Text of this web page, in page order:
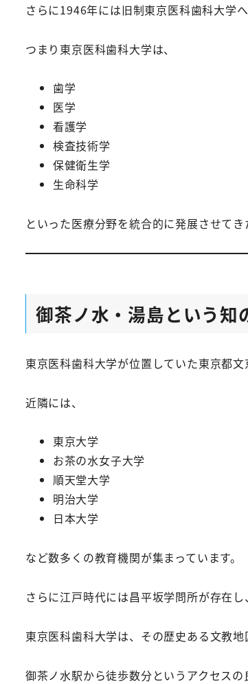
さらに1946年には旧制東京医科歯科大学
つまり東京医科歯科大学は、
歯学
医学
看護学
検査技術学
保健衛生学
生命科学
といった医療分野を統合的に発展させて
御茶ノ水・湯島という知
東京医科歯科大学が位置していた東京都
近隣には、
東京大学
お茶の水女子大学
順天堂大学
明治大学
日本大学
など数多くの教育機関が集まっています。
さらに江戸時代には昌平坂学問所が存在
東京医科歯科大学は、その歴史ある文教
御茶ノ水駅から徒歩数分というアクセス